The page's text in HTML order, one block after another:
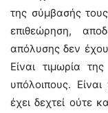
της σύμβασής
επιθεώρηση,
απόλυσης δεν
Είναι τιμωρία
υπόλοιπους.
έχει δεχτεί ούτε